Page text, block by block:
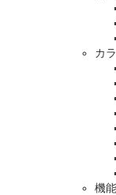
カ
機